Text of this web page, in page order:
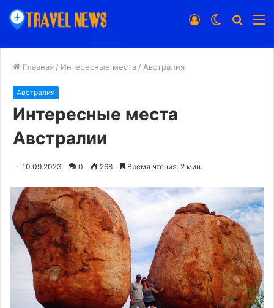
Switch
Войти
Главная / Интересные места / Австралия
Австралия
Интересные места
Австралии
10.09.2023 0 268 Время чтения: 2 мин.